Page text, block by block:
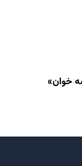
خوان»